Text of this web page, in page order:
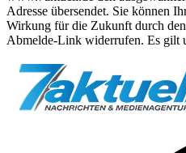
Adresse übersendet. Sie können
Wirkung für die Zukunft durch
Abmelde-Link widerrufen. Es gilt